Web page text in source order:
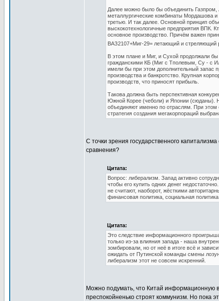
Далее можно было бы объединить
металлургические комбинаты Мордашова
третью. И так далее. Основной принцип
выскокотехнологичные предприятия ВПК.
основное производство. Причём важен
ВАЗ2107+Миг-29= летающий и стреляющий
В этом плане и Миг, и Сухой продолжали
гражданскими КБ (Миг с Тполевым, Су - с
имели бы при этом дополнительный запас
производства и банкротство. Крупная
производств, что приносят прибыль.
Такова должна быть перспективная
Южной Корее (чеболи) и Японии (сюданы).
объединяют именно по отраслям. При этом
стратегия создания мегакорпораций
С точки зрения государственного
сравнения?
Цитата:
Вопрос: либерализм. Запад активно
чтобы его купить одних денег
не считают, наоборот, жёсткими
финансовая политика, социальная
Цитата:
Это следствие информационного
только из-за влияния запада - наша
зомбировали, но от неё в итоге всё и
ожидать от Путинской команды смены
либерализм этот не совсем искренний.
Можно подумать, что Китай информационную
преспокойненько строят коммунизм. Но пока